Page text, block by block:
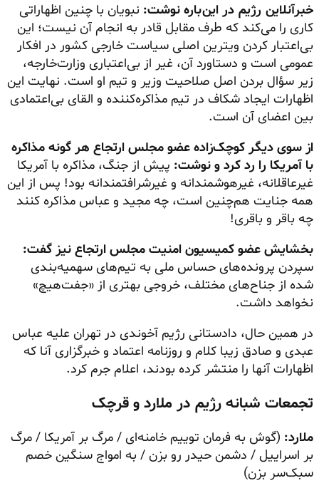
خبرآنلاین رژیم در این‌باره نوشت: نبویان با چنین اظهاراتی
کاری را می‌کند که طرف مقابل قادر به انجام آن نیست؛ این
بی‌اعتبار کردن ویترین اصلی سیاست خارجی کشور در افکار
عمومی است و دستاورد آن، غیر از بی‌اعتباری وزارت‌خارجه،
زیر سؤال بردن اصل صلاحیت وزیر و تیم او است. نهایت این
اظهارات ایجاد شکاف در تیم مذاکره‌کننده و القای بی‌اعتمادی
بین اعضای آن است.
از سوی دیگر کوچک‌زاده عضو مجلس ارتجاع هر گونه مذاکره
با آمریکا را رد کرد و نوشت: پیش از جنگ، مذاکره با آمریکا
غیرعاقلانه، غیرهوشمندانه و غیرشرافتمندانه بود! پس از این
همه جنایت هم‌چنین است، چه مجید و عباس مذاکره کنند
چه باقر و باقری!
بخشایش عضو کمیسیون امنیت مجلس ارتجاع نیز گفت:
سپردن پرونده‌های حساس ملی به تیم‌های سهمیه‌بندی
شده از جناح‌های مختلف، خروجی بهتری از «جفت‌هیچ»
نخواهد داشت.
در همین حال، دادستانی رژیم آخوندی در تهران علیه عباس
عبدی و صادق زیبا کلام و روزنامه اعتماد و خبرگزاری آنا که
اظهارات آنها را منتشر کرده بودند، اعلام جرم کرد.
تجمعات شبانه رژیم در ملارد و قرچک
ملارد: (گوش به فرمان توییم خامنه‌ای / مرگ بر آمریکا / مرگ
بر اسراییل / دشمن حیدر رو بزن / به امواج سنگین خصم
سبک‌سر بزن)